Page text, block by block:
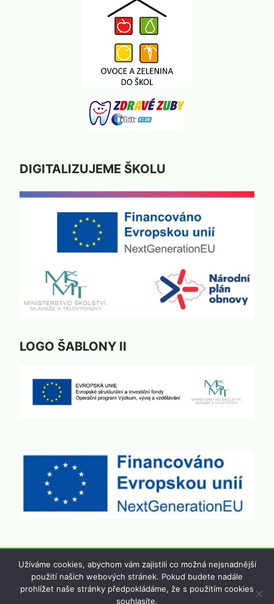
DIGITALIZUJEME ŠKOLU
LOGO ŠABLONY II
© 2026 Základní škola a Mateřská škola
Běšiny, okres Klatovy
Užíváme cookies, abychom vám zajistili co možná nejsnadnější
použití našich webových stránek. Pokud budete nadále
prohlížet naše stránky předpokládáme, že s použitím cookies
souhlasíte.